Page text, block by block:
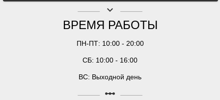
keyboard_arrow_down
ВРЕМЯ РАБОТЫ
ПН-ПТ: 10:00 - 20:00
СБ: 10:00 - 16:00
ВС: Выходной день
linear_scale